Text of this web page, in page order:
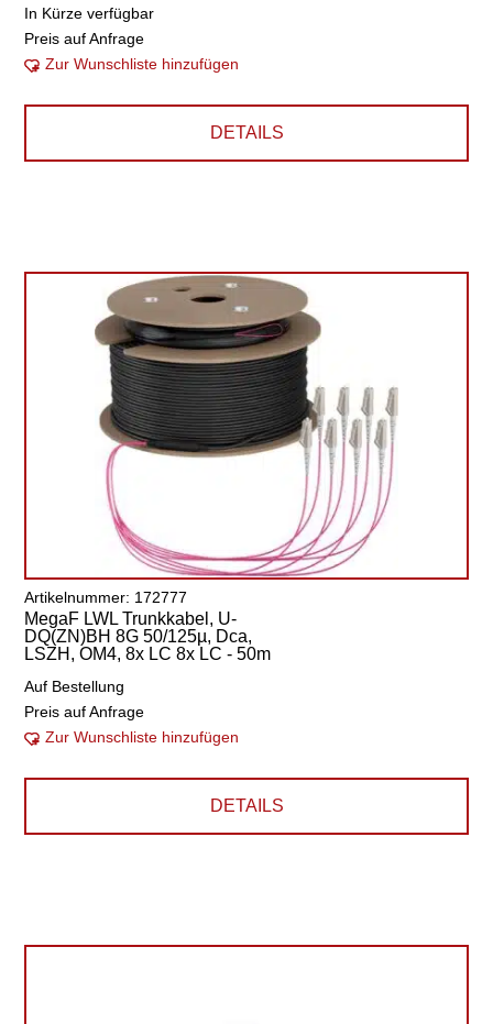
In Kürze verfügbar
Preis auf Anfrage
Zur Wunschliste hinzufügen
DETAILS
Artikelnummer: 172777
MegaF LWL Trunkkabel, U-
DQ(ZN)BH 8G 50/125µ, Dca,
LSZH, OM4, 8x LC 8x LC - 50m
Auf Bestellung
Preis auf Anfrage
Zur Wunschliste hinzufügen
DETAILS